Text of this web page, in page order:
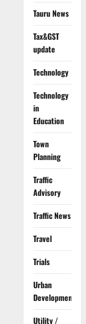
Tauru News
Tax&GST
update
Technology
Technology
in
Education
Town
Planning
Traffic
Advisory
Traffic News
Travel
Trials
Urban
Development
Utility /